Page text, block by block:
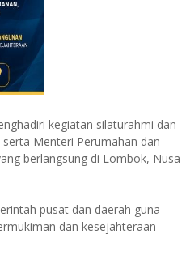
kegiatan silaturahmi dan
Menteri Perumahan dan
berlangsung di Lombok, Nusa
pusat dan daerah guna
dan kesejahteraan